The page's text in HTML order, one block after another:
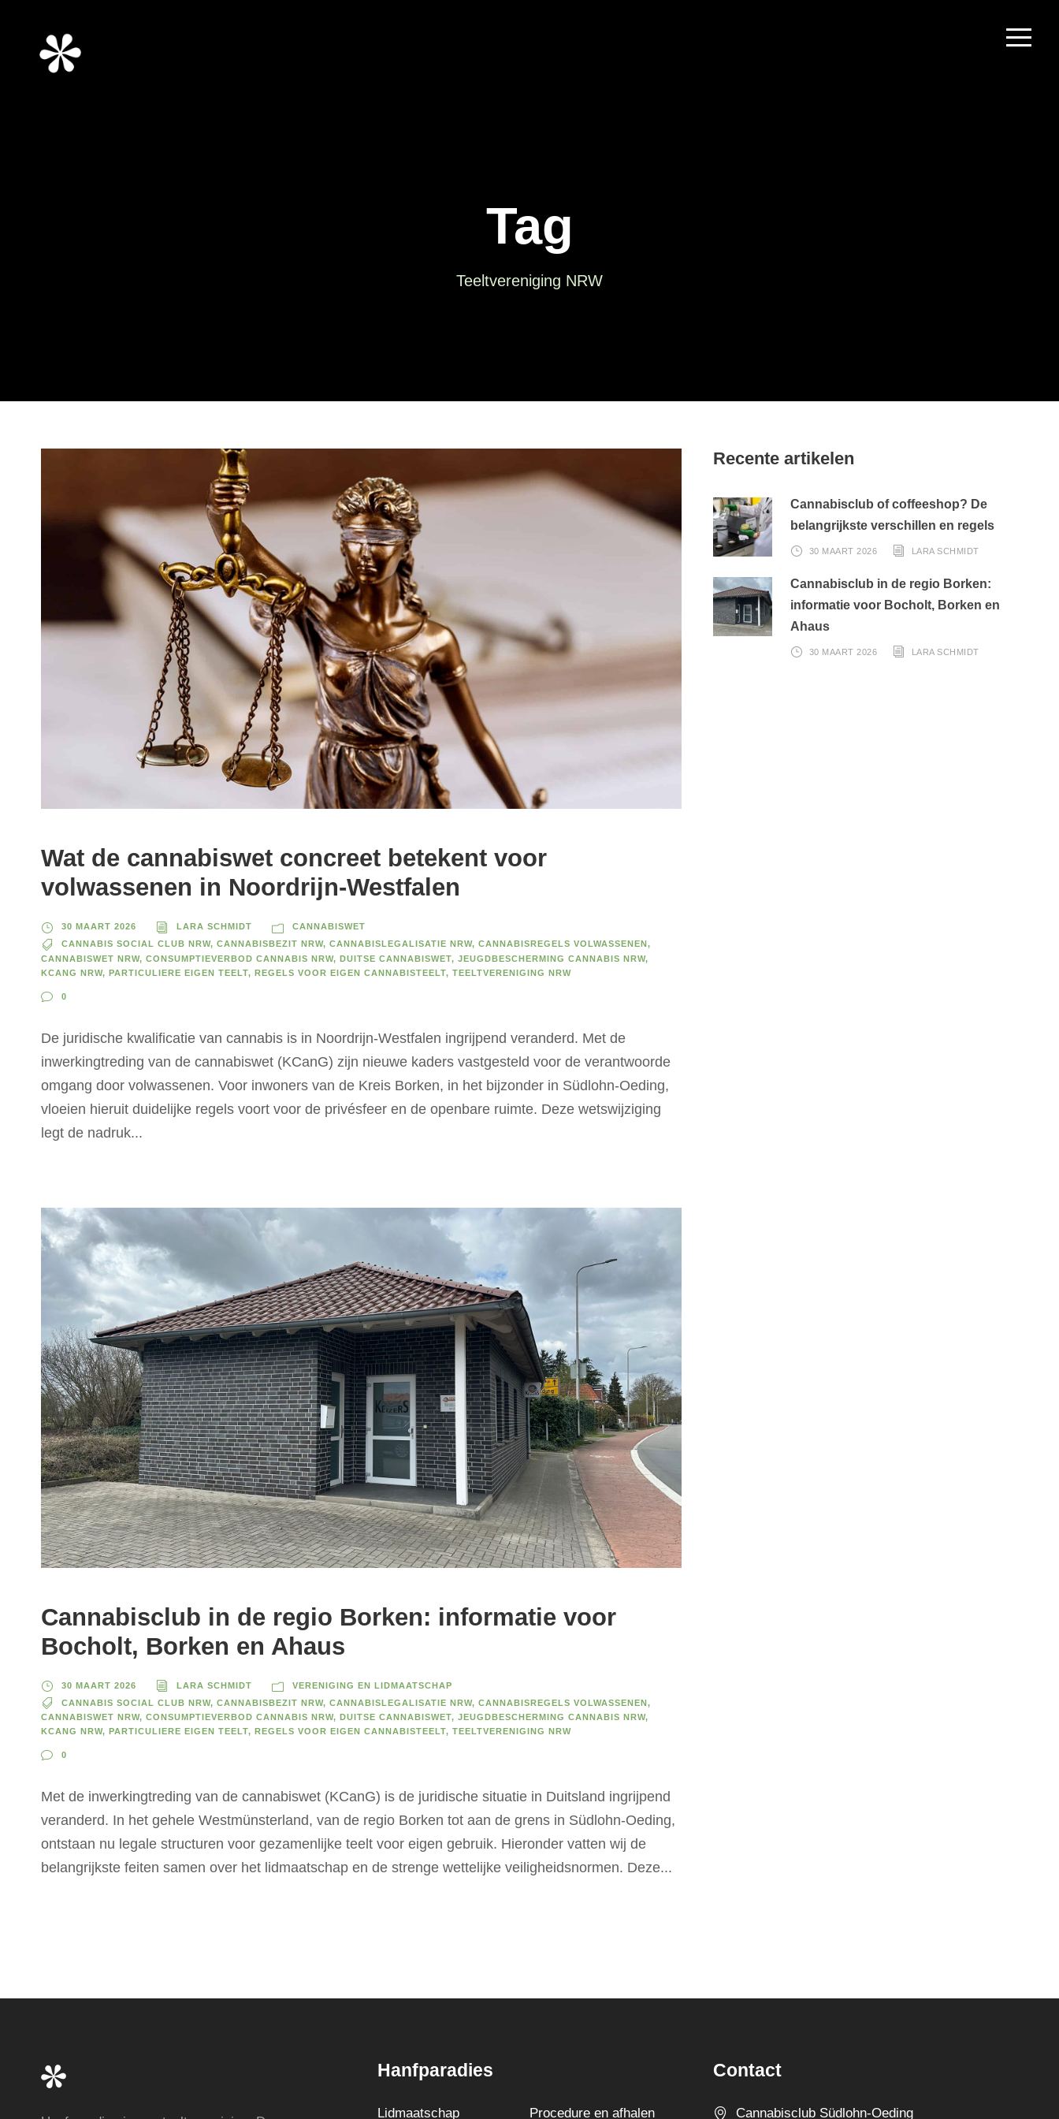
Tag
Teeltvereniging NRW
Wat de cannabiswet concreet betekent voor
volwassenen in Noordrijn-Westfalen
30 MAART 2026 LARA SCHMIDT
CANNABISWET
CANNABIS SOCIAL CLUB NRW, CANNABISBEZIT NRW, CANNABISLEGALISATIE NRW, CANNABISREGELS VOLWASSENEN ,
CANNABISWET NRW, CONSUMPTIEVERBOD CANNABIS NRW, DUITSE CANNABISWET, JEUGDBESCHERMING CANNABIS NRW,
KCANG NRW, PARTICULIERE EIGEN TEELT, REGELS VOOR EIGEN CANNABISTEELT, TEELTVERENIGING NRW
0
De juridische kwalificatie van cannabis is in Noordrijn-Westfalen ingrijpend veranderd. Met de
inwerkingtreding van de cannabiswet (KCanG) zijn nieuwe kaders vastgesteld voor de verantwoorde
omgang door volwassenen. Voor inwoners van de Kreis Borken, in het bijzonder in Südlohn-Oeding,
vloeien hieruit duidelijke regels voort voor de privésfeer en de openbare ruimte. Deze wetswijziging
legt de nadruk...
Cannabisclub in de regio Borken: informatie voor
Bocholt, Borken en Ahaus
30 MAART 2026 LARA SCHMIDT
VERENIGING EN LIDMAATSCHAP
CANNABIS SOCIAL CLUB NRW, CANNABISBEZIT NRW, CANNABISLEGALISATIE NRW, CANNABISREGELS VOLWASSENEN,
CANNABISWET NRW, CONSUMPTIEVERBOD CANNABIS NRW, DUITSE CANNABISWET, JEUGDBESCHERMING CANNABIS NRW,
KCANG NRW, PARTICULIERE EIGEN TEELT, REGELS VOOR EIGEN CANNABISTEELT, TEELTVERENIGING NRW
0
Met de inwerkingtreding van de cannabiswet (KCanG) is de juridische situatie in Duitsland ingrijpend
veranderd. In het gehele Westmünsterland, van de regio Borken tot aan de grens in Südlohn-Oeding,
ontstaan nu legale structuren voor gezamenlijke teelt voor eigen gebruik. Hieronder vatten wij de
belangrijkste feiten samen over het lidmaatschap en de strenge wettelijke veiligheidsnormen. Deze...
Recente artikelen
Cannabisclub of coffeeshop? De
belangrijkste verschillen en regels
30 MAART 2026 LARA SCHMIDT
Cannabisclub in de regio Borken:
informatie voor Bocholt, Borken en
Ahaus
30 MAART 2026 LARA SCHMIDT
Hanfparadies
Lidmaatschap Procedure en afhalen
Contact
Cannabisclub Südlohn-Oeding